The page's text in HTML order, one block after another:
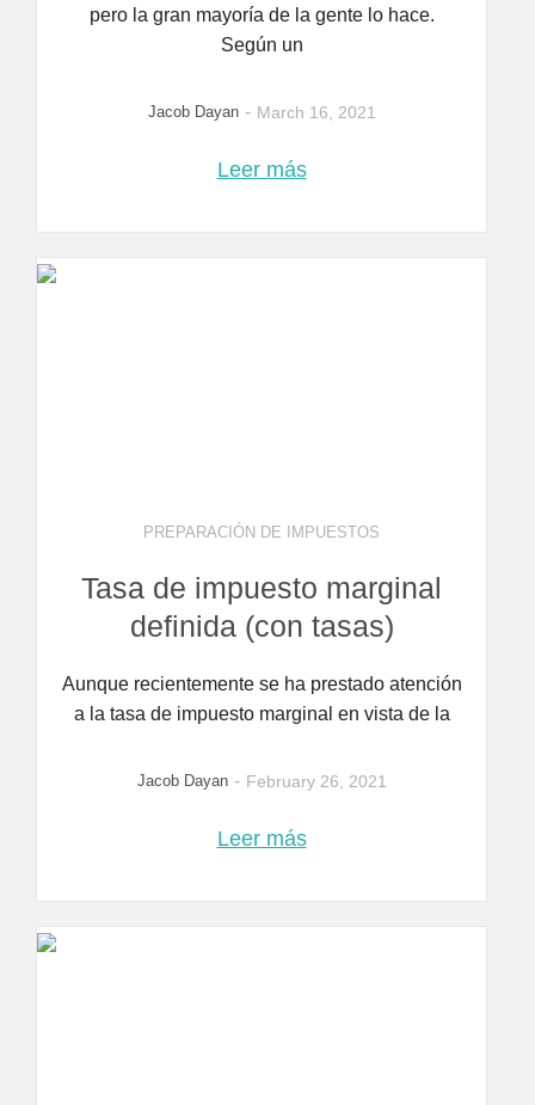
pero la gran mayoría de la gente lo hace.
Según un
Jacob Dayan - March 16, 2021
Leer más
PREPARACIÓN DE IMPUESTOS
Tasa de impuesto marginal
definida (con tasas)
Aunque recientemente se ha prestado atención
a la tasa de impuesto marginal en vista de la
Jacob Dayan - February 26, 2021
Leer más